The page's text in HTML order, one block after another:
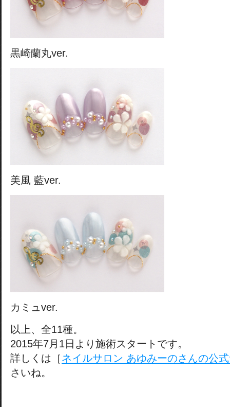
黒崎蘭丸ver.
美風 藍ver.
カミュver.
以上、全11種。
2015年7月1日より施術スタートです。
詳しくは［ネイルサロン あゆみーのさんの公
さいね。